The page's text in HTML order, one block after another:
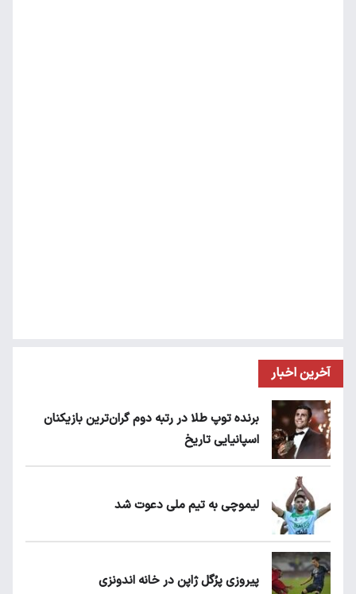
آخرین اخبار
برنده توپ طلا در رتبه دوم گران‌ترین بازیکنان
اسپانیایی تاریخ
لیموچی به تیم ملی دعوت شد
پیروزی پرُگل ژاپن در خانه اندونزی